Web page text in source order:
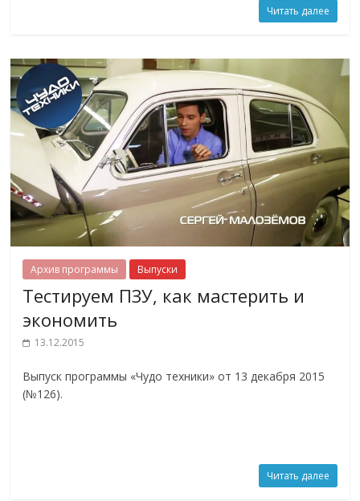
Читать далее
Архив программы Выпуски
Тестируем ПЗУ, как мастерить и
экономить
13.12.2015
Выпуск программы «Чудо техники» от 13 декабря 2015
(№126).
Читать далее